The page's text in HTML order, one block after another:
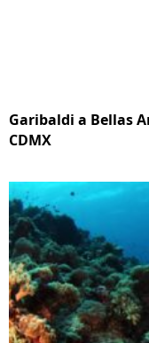
Garibaldi a Bellas
CDMX